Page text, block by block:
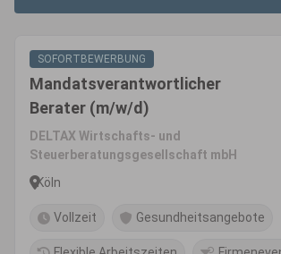
SOFORTBEWERBUNG
Mandatsverantwortlicher
Berater (m/w/d)
DELTAX Wirtschafts- und
Steuerberatungsgesellschaft mbH
Köln
Vollzeit Gesundheitsangebote